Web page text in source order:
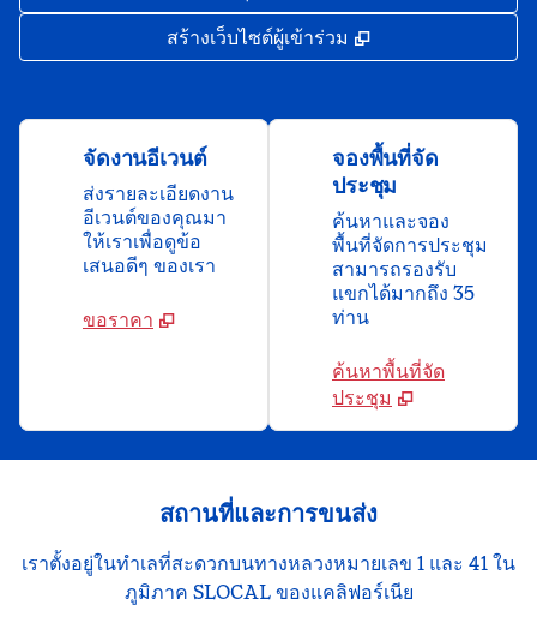
สร้างเว็บไซต์ผู้เข้าร่วม ,
จัดงานอีเวนต์
ส่งรายละเอียดงาน
อีเวนต์ของคุณมา
ให้เราเพื่อดูข้อ
เสนอดีๆ ของเรา
ขอราคา
จองพื้นที่จัด
ประชุม
ค้นหาและจอง
พื้นที่จัดการประชุม
สามารถรองรับ
แขกได้มากถึง 35
ท่าน
ค้นหาพื้นที่จัด
ประชุม
สถานที่และการขนส่ง
เราตั้งอยู่ในทําเลที่สะดวกบนทางหลวงหมายเลข 1 และ 41 ใน
ภูมิภาค SLOCAL ของแคลิฟอร์เนีย